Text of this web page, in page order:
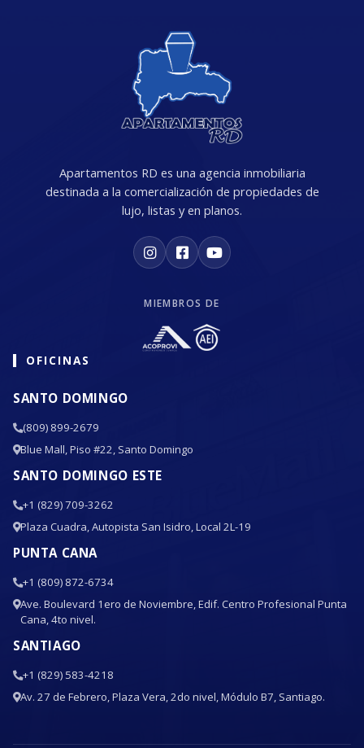
Apartamentos RD es una agencia inmobiliaria
destinada a la comercialización de propiedades de
lujo, listas y en planos.
MIEMBROS DE
OFICINAS
SANTO DOMINGO
(809) 899-2679
Blue Mall, Piso #22, Santo Domingo
SANTO DOMINGO ESTE
+1 (829) 709-3262
Plaza Cuadra, Autopista San Isidro, Local 2L-19
PUNTA CANA
+1 (809) 872-6734
Ave. Boulevard 1ero de Noviembre, Edif. Centro Profesional Punta
Cana, 4to nivel.
SANTIAGO
+1 (829) 583-4218
Av. 27 de Febrero, Plaza Vera, 2do nivel, Módulo B7, Santiago.